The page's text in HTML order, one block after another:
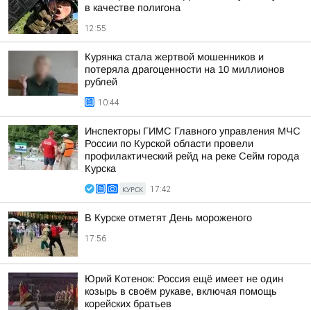
в качестве полигона
12:55
Курянка стала жертвой мошенников и
потеряла драгоценности на 10 миллионов
рублей
10:44
Инспекторы ГИМС Главного управления МЧС
России по Курской области провели
профилактический рейд на реке Сейм города
Курска
КУРСК 17:42
В Курске отметят День мороженого
17:56
Юрий Котенок: Россия ещё имеет не один
козырь в своём рукаве, включая помощь
корейских братьев